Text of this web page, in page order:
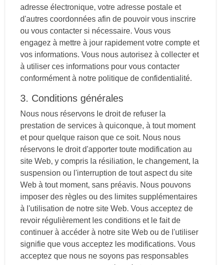
adresse électronique, votre adresse postale et
d'autres coordonnées afin de pouvoir vous inscrire
ou vous contacter si nécessaire. Vous vous
engagez à mettre à jour rapidement votre compte et
vos informations. Vous nous autorisez à collecter et
à utiliser ces informations pour vous contacter
conformément à notre politique de confidentialité.
3. Conditions générales
Nous nous réservons le droit de refuser la
prestation de services à quiconque, à tout moment
et pour quelque raison que ce soit. Nous nous
réservons le droit d'apporter toute modification au
site Web, y compris la résiliation, le changement, la
suspension ou l'interruption de tout aspect du site
Web à tout moment, sans préavis. Nous pouvons
imposer des règles ou des limites supplémentaires
à l'utilisation de notre site Web. Vous acceptez de
revoir régulièrement les conditions et le fait de
continuer à accéder à notre site Web ou de l'utiliser
signifie que vous acceptez les modifications. Vous
acceptez que nous ne soyons pas responsables